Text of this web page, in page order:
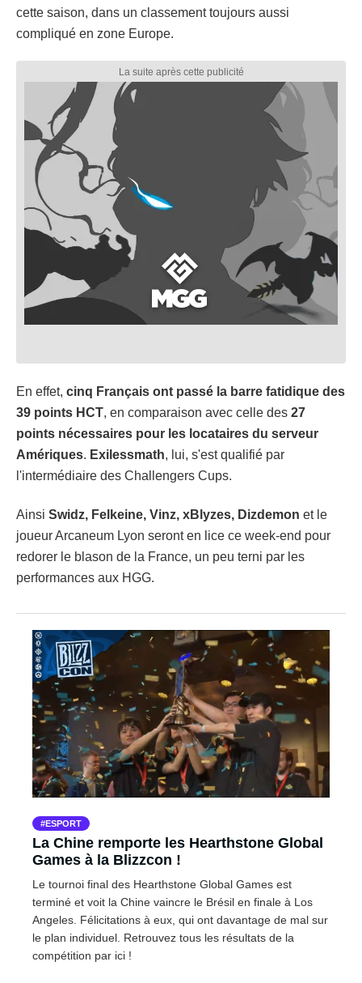
cette saison, dans un classement toujours aussi
compliqué en zone Europe.
En effet, cinq Français ont passé la barre fatidique des
39 points HCT, en comparaison avec celle des 27
points nécessaires pour les locataires du serveur
Amériques. Exilessmath, lui, s'est qualifié par
l'intermédiaire des Challengers Cups.
Ainsi Swidz, Felkeine, Vinz, xBlyzes, Dizdemon et le
joueur Arcaneum Lyon seront en lice ce week-end pour
redorer le blason de la France, un peu terni par les
performances aux HGG.
ESPORT
La Chine remporte les Hearthstone Global
Games à la Blizzcon !
Le tournoi final des Hearthstone Global Games est
terminé et voit la Chine vaincre le Brésil en finale à Los
Angeles. Félicitations à eux, qui ont davantage de mal sur
le plan individuel. Retrouvez tous les résultats de la
compétition par ici !